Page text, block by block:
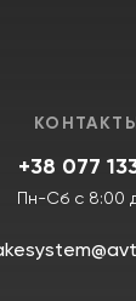
+38 077
Пн-Сб с 8:00